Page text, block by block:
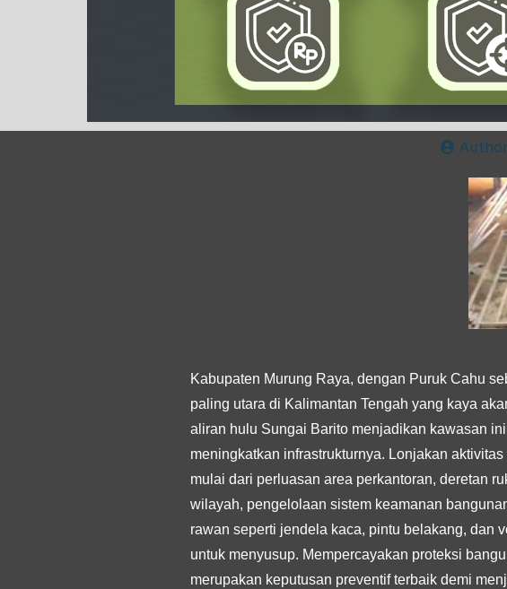
Kabupaten Murung Raya, dengan Puruk Cahu
paling utara di Kalimantan Tengah yang kaya
aliran hulu Sungai Barito menjadikan kawasan
meningkatkan infrastrukturnya. Lonjakan
mulai dari perluasan area perkantoran, deretan
wilayah, pengelolaan sistem keamanan
rawan seperti jendela kaca, pintu belakang, dan
untuk menyusup. Mempercayakan proteksi
merupakan keputusan preventif terbaik demi